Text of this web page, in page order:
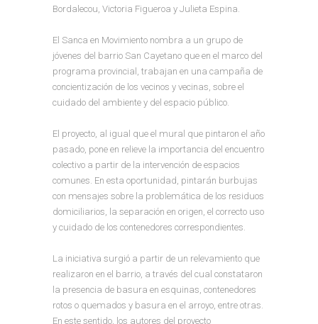
Bordalecou, Victoria Figueroa y Julieta Espina.
El Sanca en Movimiento nombra a un grupo de
jóvenes del barrio San Cayetano que en el marco del
programa provincial, trabajan en una campaña de
concientización de los vecinos y vecinas, sobre el
cuidado del ambiente y del espacio público.
El proyecto, al igual que el mural que pintaron el año
pasado, pone en relieve la importancia del encuentro
colectivo a partir de la intervención de espacios
comunes. En esta oportunidad, pintarán burbujas
con mensajes sobre la problemática de los residuos
domiciliarios, la separación en origen, el correcto uso
y cuidado de los contenedores correspondientes.
La iniciativa surgió a partir de un relevamiento que
realizaron en el barrio, a través del cual constataron
la presencia de basura en esquinas, contenedores
rotos o quemados y basura en el arroyo, entre otras.
En este sentido, los autores del proyecto